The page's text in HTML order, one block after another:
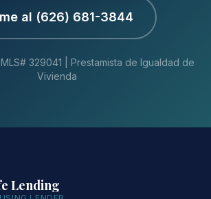
al (626) 681-3844
329041 | Prestamista de Igualdad de
Vivienda
Lending